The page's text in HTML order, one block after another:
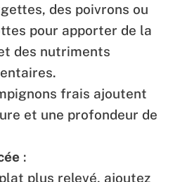
des poivrons ou
pour apporter de la
des nutriments
frais ajoutent
et une profondeur de
:
plus relevé, ajoutez